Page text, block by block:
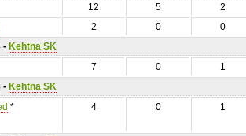
12 5
2
2 0
0
- Kehtna SK
7 0
1
- Kehtna SK
*
4 0 1